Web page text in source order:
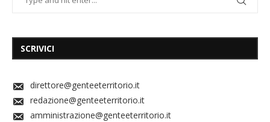
SCRIVICI
direttore@genteeterritorio.it
redazione@genteeterritorio.it
amministrazione@genteeterritorio.it